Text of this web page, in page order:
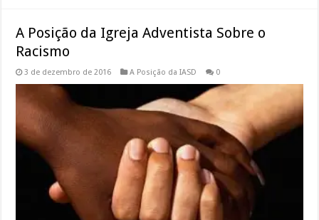
A Posição da Igreja Adventista Sobre o
Racismo
3 de dezembro de 2016 A Posição da IASD 0